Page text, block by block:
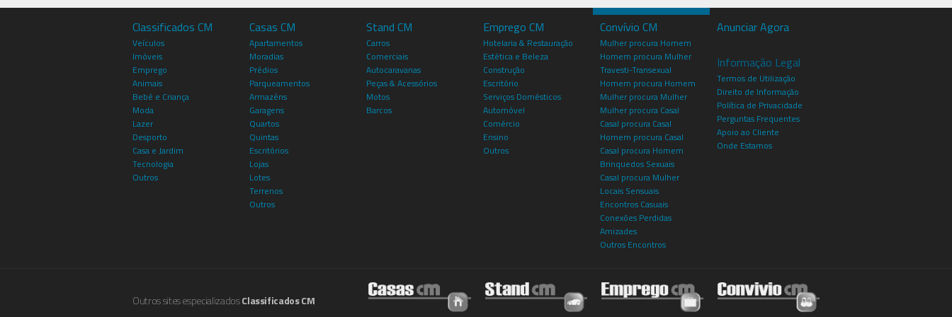
Classificados CM
Veículos
Imóveis
Emprego
Animais
Bebé e Criança
Moda
Lazer
Desporto
Casa e Jardim
Tecnologia
Outros
Casas CM
Apartamentos
Moradias
Prédios
Parqueamentos
Armazéns
Garagens
Quartos
Quintas
Escritórios
Lojas
Lotes
Terrenos
Outros
Stand CM
Carros
Comerciais
Autocaravanas
Peças & Acessórios
Motos
Barcos
Emprego CM
Hotelaria & Restauração
Estética e Beleza
Construção
Escritório
Serviços Domésticos
Automóvel
Comércio
Ensino
Outros
Convívio CM
Mulher procura Homem
Homem procura Mulher
Travesti-Transexual
Homem procura Homem
Mulher procura Mulher
Mulher procura Casal
Casal procura Casal
Homem procura Casal
Casal procura Homem
Brinquedos Sexuais
Casal procura Mulher
Locais Sensuais
Encontros Casuais
Conexões Perdidas
Amizades
Outros Encontros
Anunciar Agora
Informação Legal
Termos de Utilização
Direito de Informação
Política de Privacidade
Perguntas Frequentes
Apoio ao Cliente
Onde Estamos
Outros sites especializadosClassificados CM